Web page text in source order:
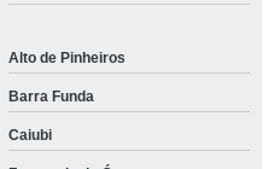
Alto de Pinheiros
Barra Funda
Caiubi